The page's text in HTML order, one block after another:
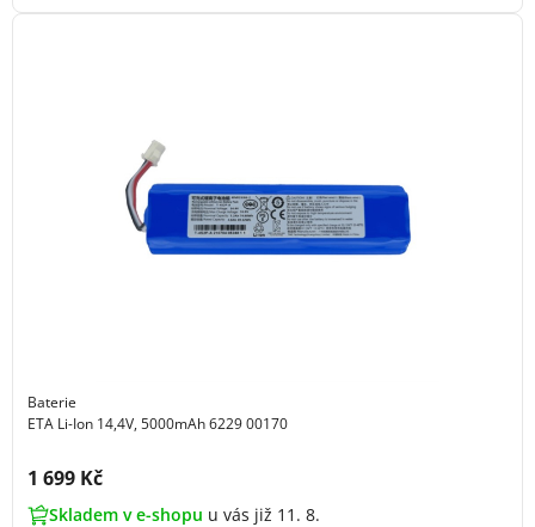
Baterie
ETA Li-Ion 14,4V, 5000mAh 6229 00170
Cena s DPH:
1 699 Kč
Skladem v e-shopu u vás již 11. 8.